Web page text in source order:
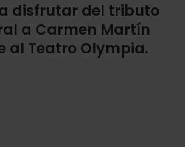
disfrutar del tributo
a Carmen Martín
al Teatro Olympia.